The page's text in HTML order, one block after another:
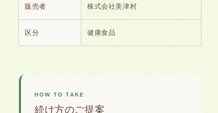
販売者 株式会社美津村
区分 健康食品
HOW TO TAKE
続け方のご提案